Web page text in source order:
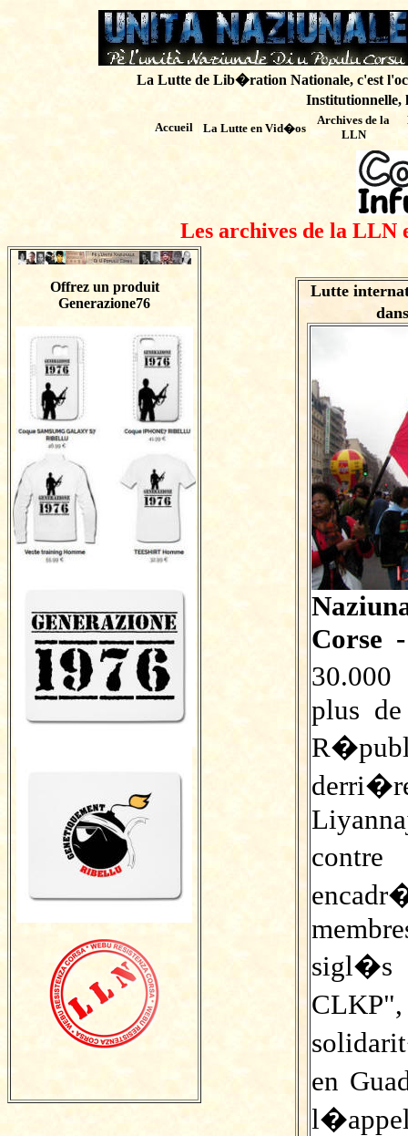
La Lutte de Lib�ration Nationale, c'est
Institutionnelle,
Accueil La Lutte en Vid�os
Archives de la
LLN
Les archives de la LLN
Offrez un produit
Generazione76
Lutte
Corse
plus
sigl�s
en